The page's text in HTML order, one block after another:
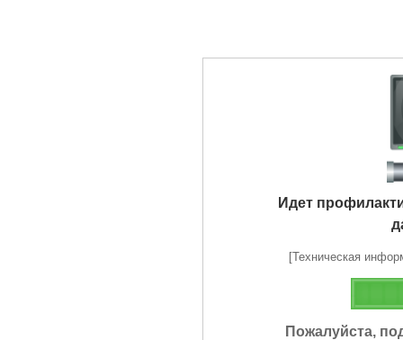
Идет
[Техническая
Пожалуйста,